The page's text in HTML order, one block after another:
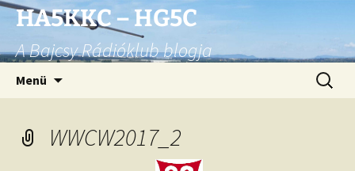
Ugrás
tartalomhoz
HA5KKC – HG5C
A Bajcsy Rádióklub blogja
Menü
WWCW2017_2